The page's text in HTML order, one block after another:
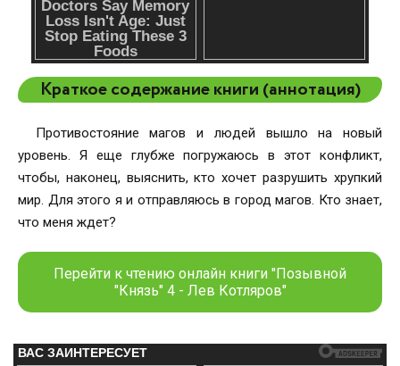
Краткое содержание книги (аннотация)
Противостояние магов и людей вышло на новый
уровень. Я еще глубже погружаюсь в этот конфликт,
чтобы, наконец, выяснить, кто хочет разрушить хрупкий
мир. Для этого я и отправляюсь в город магов. Кто знает,
что меня ждет?
Перейти к чтению онлайн книги "Позывной
"Князь" 4 - Лев Котляров"